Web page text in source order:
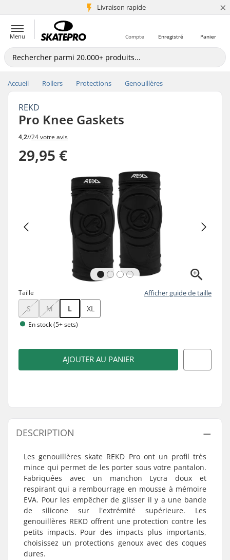
Livraison rapide
+5 mio de clients ×
Menu Panier
Enregistré
Compte
Accueil Rollers Protections Genouillères
REKD
Pro Knee Gaskets
4,2//24 votre avis
29,95 €
Taille Afficher guide de taille
S M L XL
En stock (5+ sets)
AJOUTER AU PANIER
DESCRIPTION
Les genouillères skate REKD Pro ont un profil très
mince qui permet de les porter sous votre pantalon.
Fabriquées avec un manchon Lycra doux et
respirant qui a rembourrage en mousse à mémoire
EVA. Pour les empêcher de glisser il y a une bande
de silicone sur l'extrémité supérieure. Les
genouillères REKD offrent une protection contre les
petits impacts. Pour des impacts plus importants,
choisissez un protections genoux avec des coques
dures.